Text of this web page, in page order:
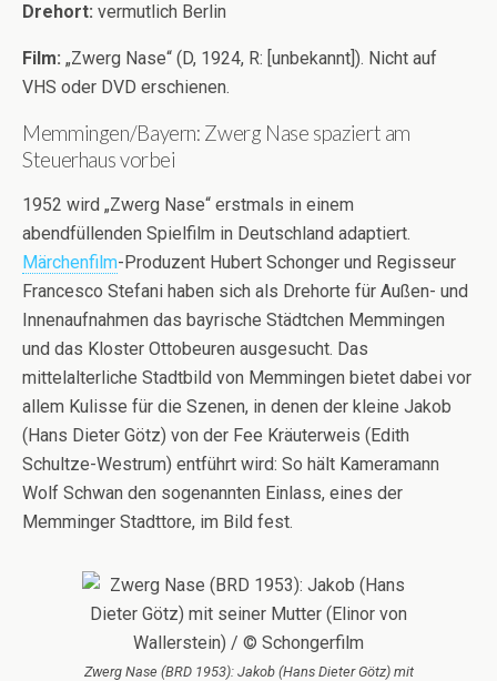
Drehort: vermutlich Berlin
Film: „Zwerg Nase“ (D, 1924, R: [unbekannt]). Nicht auf
VHS oder DVD erschienen.
Memmingen/Bayern: Zwerg Nase spaziert am
Steuerhaus vorbei
1952 wird „Zwerg Nase“ erstmals in einem
abendfüllenden Spielfilm in Deutschland adaptiert.
Märchenfilm-Produzent Hubert Schonger und Regisseur
Francesco Stefani haben sich als Drehorte für Außen- und
Innenaufnahmen das bayrische Städtchen Memmingen
und das Kloster Ottobeuren ausgesucht. Das
mittelalterliche Stadtbild von Memmingen bietet dabei vor
allem Kulisse für die Szenen, in denen der kleine Jakob
(Hans Dieter Götz) von der Fee Kräuterweis (Edith
Schultze-Westrum) entführt wird: So hält Kameramann
Wolf Schwan den sogenannten Einlass, eines der
Memminger Stadttore, im Bild fest.
Zwerg Nase (BRD 1953): Jakob (Hans Dieter Götz) mit